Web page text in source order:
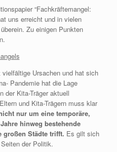
“Fachkräftemangel:
uns erreicht und in vielen
Zu einigen Punkten
Ursachen und hat sich
Pandemie hat die Lage
der Kita-Träger aktuell
und Kita-Trägern muss klar
nur um eine temporäre,
hinweg bestehende
Städte trifft. Es gilt sich
der Politik.